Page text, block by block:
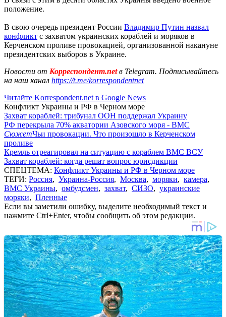
положение.
В свою очередь президент России Владимир Путин назвал
конфликт с захватом украинских кораблей и моряков в
Керченском проливе провокацией, организованной накануне
президентских выборов в Украине.
Новости от Корреспондент.netв Telegram. Подписывайтесь
на наш канал https://t.me/korrespondentnet
Читайте Korrespondent.net в Google News
Конфликт Украины и РФ в Черном море
Захват кораблей: трибунал ООН поддержал Украину
РФ перекрыла 70% акватории Азовского моря - ВМС
СюжетЧьи провокации. Что произошло в Керченском
проливе
Кремль отреагировал на ситуацию с кораблем ВМС ВСУ
Захват кораблей: когда решат вопрос юрисдикции
СПЕЦТЕМА: Конфликт Украины и РФ в Черном море
ТЕГИ: Россия, Украина-Россия, Москва, моряки, камера,
ВМС Украины, омбудсмен, захват, СИЗО, украинские
моряки, Пленные
Если вы заметили ошибку, выделите необходимый текст и
нажмите Ctrl+Enter, чтобы сообщить об этом редакции.